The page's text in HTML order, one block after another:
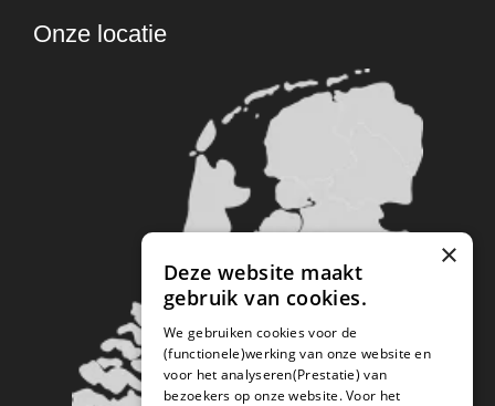
Onze locatie
×
Deze website maakt
gebruik van cookies.
We gebruiken cookies voor de
(functionele)werking van onze website en
voor het analyseren(Prestatie) van
bezoekers op onze website. Voor het